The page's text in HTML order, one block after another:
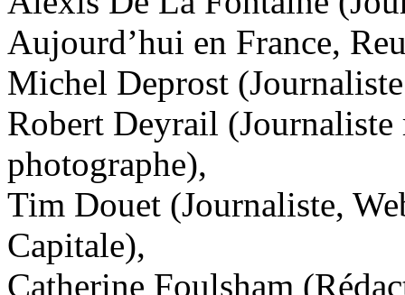
Aujourd’hui en France,
Michel Deprost
Robert Deyrail (Journaliste
photographe),
Tim Douet (Journaliste,
Capitale),
Catherine Foulsham